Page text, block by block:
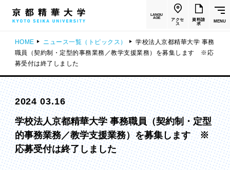
LANGU
AGE
アクセ
ス
資料請
求
MENU
HOME ニュース一覧（トピックス）
学校法人京都精華大学 事務
職員（契約制・定型的事務業務／教学支援業務）を募集します ※応
募受付は終了しました
2024 03.16
学校法人京都精華大学 事務職員（契約制・定型
的事務業務／教学支援業務）を募集します ※
応募受付は終了しました